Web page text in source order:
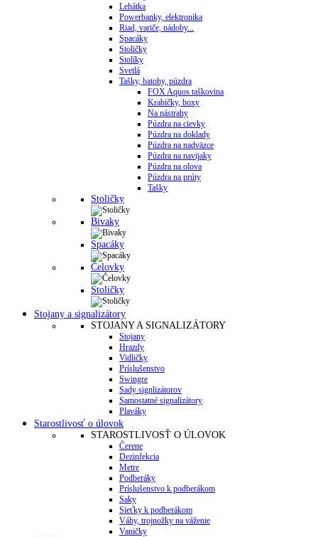
Lehátka
Powerbanky, elektronika
Riad, variče, nádoby...
Spacáky
Stoličky
Stolíky
Svetlá
Tašky, batohy, púzdra
FOX Aquos taškovina
Krabičky, boxy
Na nástrahy
Púzdra na cievky
Púzdra na doklady
Púzdra na nadväzce
Púzdra na navijaky
Púzdra na olova
Púzdra na prúty
Tašky
Stoličky
Bivaky
Spacáky
Čelovky
Stoličky
Stojany a signalizátory
STOJANY A SIGNALIZÁTORY
Stojany
Hrazdy
Vidličky
Príslušenstvo
Swingre
Sady signlizátorov
Samostatné signalizátory
Plaváky
Starostlivosť o úlovok
STAROSTLIVOSŤ O ÚLOVOK
Čerene
Dezinfekcia
Metre
Podberáky
Príslušenstvo k podberákom
Saky
Sieťky k podberákom
Váhy, trojnožky na váženie
Vaničky